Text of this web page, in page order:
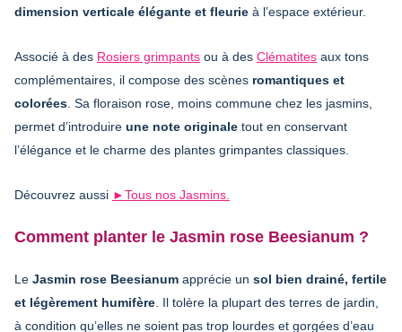
dimension verticale élégante et fleurie à l’espace extérieur.
Associé à des Rosiers grimpants ou à des Clématites aux tons
complémentaires, il compose des scènes romantiques et
colorées . Sa floraison rose, moins commune chez les jasmins,
permet d’introduire une note originale tout en conservant
l’élégance et le charme des plantes grimpantes classiques.
Découvrez aussi ►Tous nos Jasmins.
Comment planter le Jasmin rose Beesianum ?
Le Jasmin rose Beesianum apprécie un sol bien drainé, fertile
et légèrement humifère . Il tolère la plupart des terres de jardin,
à condition qu’elles ne soient pas trop lourdes et gorgées d’eau